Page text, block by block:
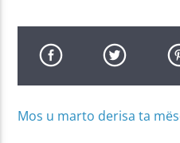
Mos u marto derisa ta